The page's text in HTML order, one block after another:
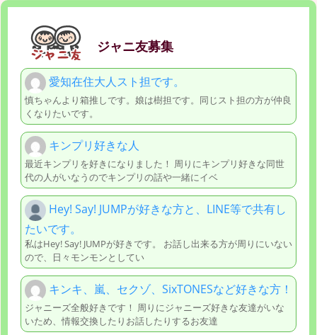
ジャニ友募集
愛知在住大人スト担です。
慎ちゃんより箱推しです。娘は樹担です。同じスト担の方が仲良
くなりたいです。
キンプリ好きな人
最近キンプリを好きになりました！ 周りにキンプリ好きな同世
代の人がいなうのでキンプリの話や一緒にイベ
Hey! Say! JUMPが好きな方と、LINE等で共有し
たいです。
私はHey! Say! JUMPが好きです。 お話し出来る方が周りにいない
ので、日々モンモンとしてい
キンキ、嵐、セクゾ、SixTONESなど好きな方！
ジャニーズ全般好きです！ 周りにジャニーズ好きな友達がいな
いため、情報交換したりお話したりするお友達